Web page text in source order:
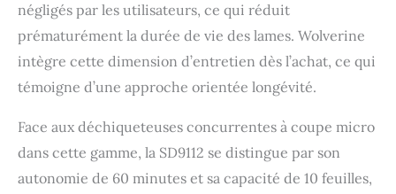
négligés par les utilisateurs, ce qui réduit
prématurément la durée de vie des lames. Wolverine
intègre cette dimension d’entretien dès l’achat, ce qui
témoigne d’une approche orientée longévité.
Face aux déchiqueteuses concurrentes à coupe micro
dans cette gamme, la SD9112 se distingue par son
autonomie de 60 minutes et sa capacité de 10 feuilles,